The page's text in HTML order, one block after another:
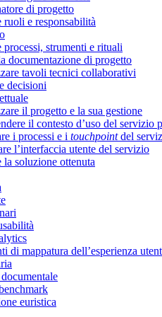
di progetto
e responsabilità
strumenti e rituali
documentazione di progetto
tavoli tecnici collaborativi
decisioni
il progetto e la sua gestione
il contesto d’uso del servizio
i processi e i touchpointdel
l’interfaccia utente del servizio
soluzione ottenuta
di mappatura dell’esperienza
euristica